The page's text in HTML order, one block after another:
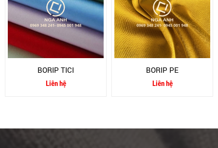
BORIP TICI
Liên hệ
BORIP PE
Liên hệ